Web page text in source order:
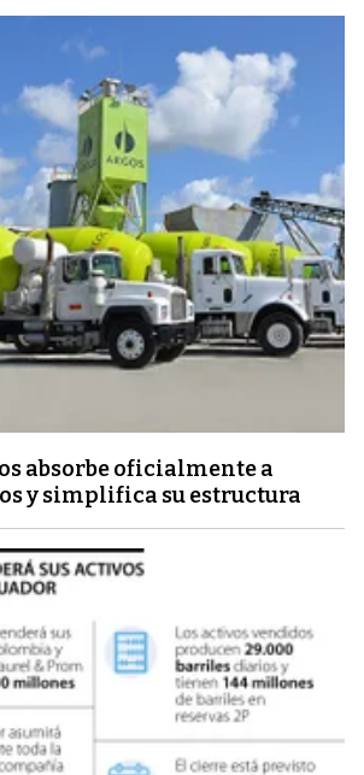
absorbe oficialmente a
y simplifica su estructura